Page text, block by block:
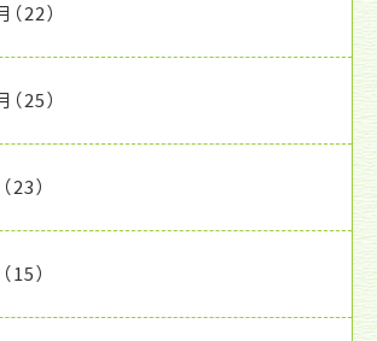
（22）
（25）
（23）
（15）